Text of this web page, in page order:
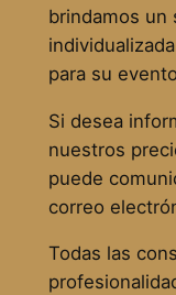
brindamos un
para su
Si desea
nuestros
puede
correo
Todas las